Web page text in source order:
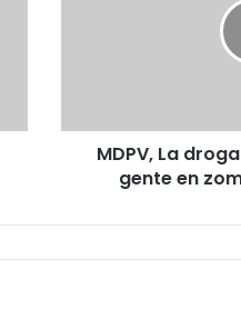
en
zombies
carnívoros
MDPV, La
gente en